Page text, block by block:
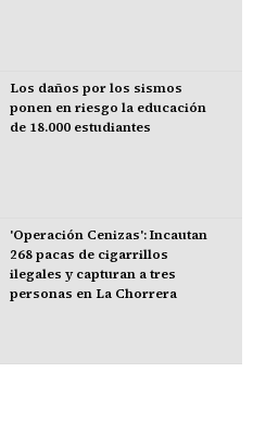
Los daños por los sismos
ponen en riesgo la educación
de 18.000 estudiantes
'Operación Cenizas': Incautan
268 pacas de cigarrillos
ilegales y capturan a tres
personas en La Chorrera